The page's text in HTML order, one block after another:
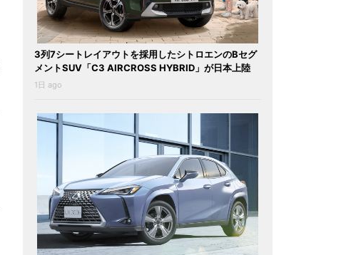
3列7シートレイアウトを採用したシトロエンのBセグ
メントSUV「C3 AIRCROSS HYBRID」が日本上陸
1日 ago